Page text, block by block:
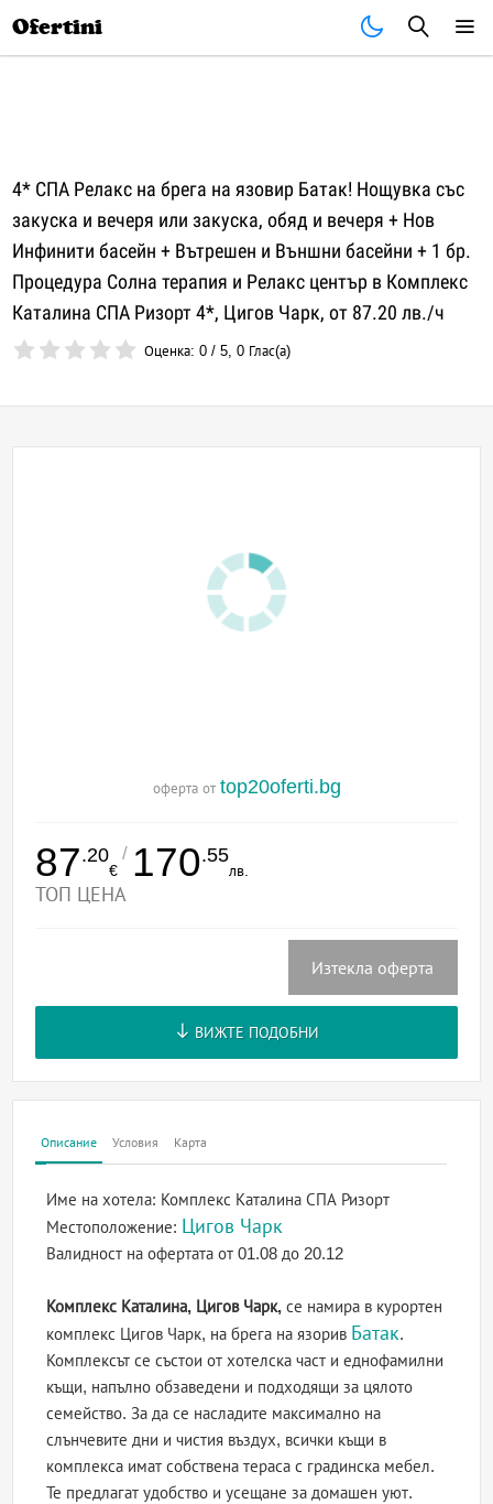
Ofertini
4* СПА Релакс на брега на язовир Батак! Нощувка със
закуска и вечеря или закуска, обяд и вечеря + Нов
Инфинити басейн + Вътрешен и Външни басейни + 1 бр.
Процедура Солна терапия и Релакс център в Комплекс
Каталина СПА Ризорт 4*, Цигов Чарк, от 87.20 лв./ч
Оценка:0 /5,0 Глас(а)
оферта от top20oferti.bg
87.20
€
/ 170.55
лв.
ТОП ЦЕНА
Изтекла оферта
ВИЖТЕ ПОДОБНИ
Описание Условия Карта
Име на хотела: Комплекс Каталина СПА Ризорт
Местоположение: Цигов Чарк
Валидност на офертатаот 01.08 до 20.12
Комплекс Каталина, Цигов Чарк, се намира в курортен
комплекс Цигов Чарк, на брега на язорив Батак.
Комплексът се състои от хотелска част и еднофамилни
къщи, напълно обзаведени и подходящи за цялото
семейство. За да се насладите максимално на
слънчевите дни и чистия въздух, всички къщи в
комплекса имат собствена тераса с градинска мебел.
Те предлагат удобство и усещане за домашен уют.